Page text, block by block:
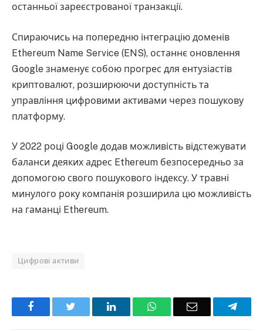
останньої зареєстрованої транзакції.
Спираючись на попередню інтеграцію доменів
Ethereum Name Service (ENS), останнє оновлення
Google знаменує собою прогрес для ентузіастів
криптовалют, розширюючи доступність та
управління цифровими активами через пошукову
платформу.
У 2022 році Google додав можливість відстежувати
баланси деяких адрес Ethereum безпосередньо за
допомогою свого пошукового індексу. У травні
минулого року компанія розширила цю можливість
на гаманці Ethereum.
Цифрові активи
Facebook LinkedInWhatsAppEmail